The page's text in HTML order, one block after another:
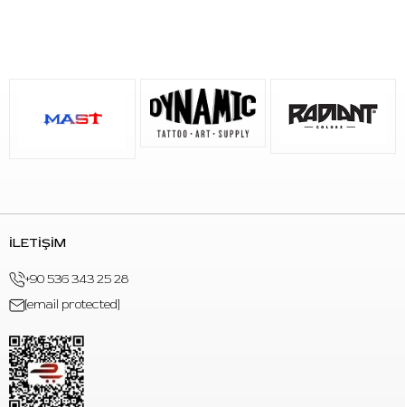
İLETİŞİM
+90 536 343 25 28
[email protected]